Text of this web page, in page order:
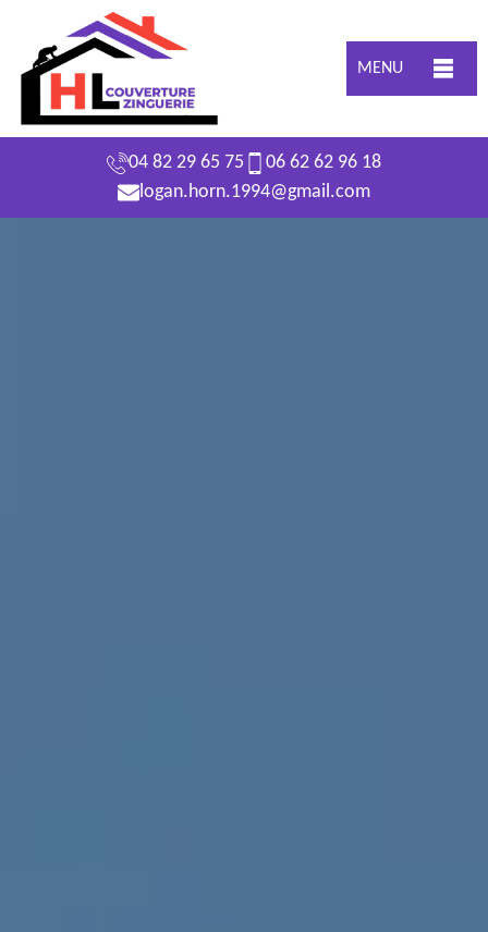
MENU
04 82 29 65 75
06 62 62 96 18
logan.horn.1994@gmail.com